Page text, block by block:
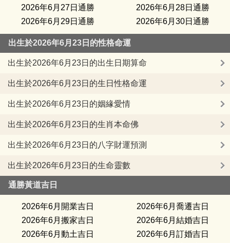
2026年6月27日通勝
2026年6月28日通勝
2026年6月29日通勝
2026年6月30日通勝
出生於2026年6月23日的性格命運
出生於2026年6月23日的出生日期算命
出生於2026年6月23日的生日性格命運
出生於2026年6月23日的姻緣愛情
出生於2026年6月23日的生肖本命佛
出生於2026年6月23日的八字財運預測
出生於2026年6月23日的生命靈數
通勝黃道吉日
2026年6月開業吉日
2026年6月喬遷吉日
2026年6月搬家吉日
2026年6月結婚吉日
2026年6月動土吉日
2026年6月訂婚吉日